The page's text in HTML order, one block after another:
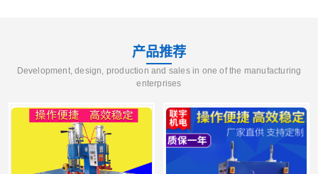
产品推荐
Development, design, production and sales in one of the manufacturing
enterprises